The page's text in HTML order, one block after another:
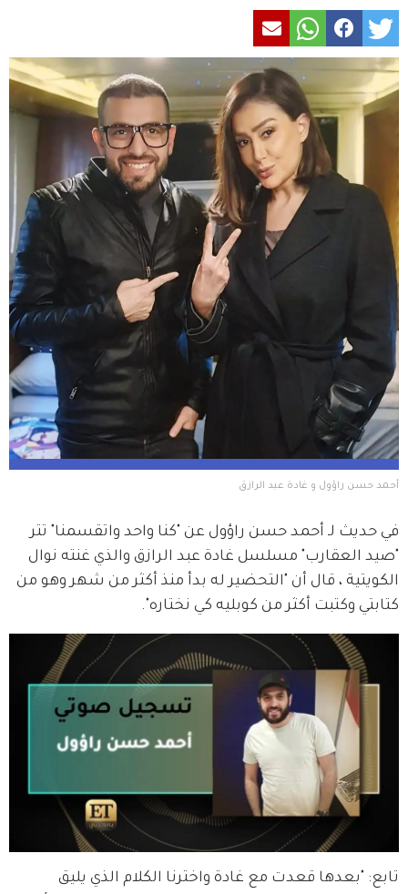
أحمد حسن راؤول و غادة عبد الرازق
في حديث لـ أحمد حسن راؤول عن "كنا واحد واتقسمنا" تتر
"صيد العقارب" مسلسل غادة عبد الرازق والذي غنته نوال
الكويتية ، قال أن "التحضير له بدأ منذ أكثر من شهر وهو من
كتابتي وكتبت أكثر من كوبليه كي نختاره".
تابع: "بعدها قعدت مع غادة واخترنا الكلام الذي يليق